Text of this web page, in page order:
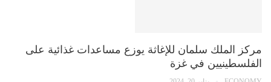
مركز الملك سلمان للإغاثة يوزع مساعدات غذائية على
الفلسطينيين في غزة